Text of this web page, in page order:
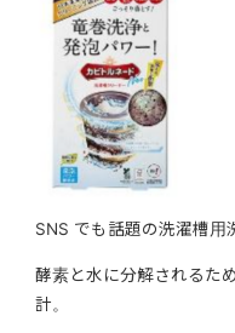
SNS でも話題の洗濯槽用
酵素と水に分解されるた
計。